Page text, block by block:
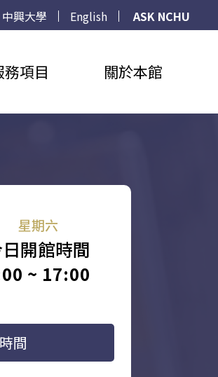
中興大學 English
ASK NCHU
務項目 關於本館
星期六
開館時間
~ 17:00
間